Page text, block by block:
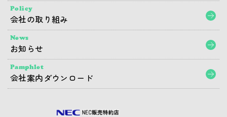
Policy
会社の取り組み
News
お知らせ
Pamphlet
会社案内ダウンロード